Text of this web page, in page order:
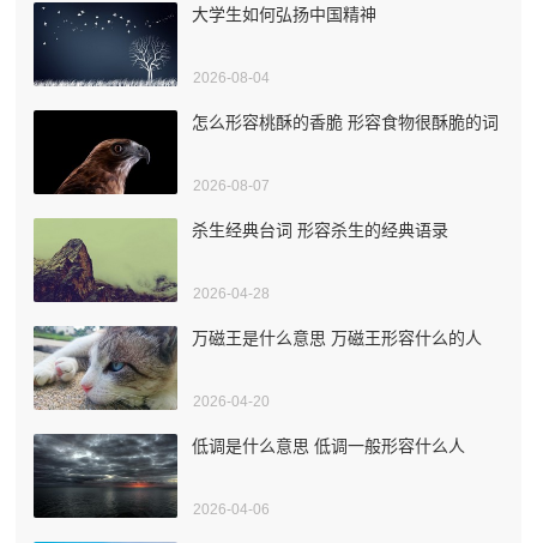
大学生如何弘扬中国精神
2026-08-04
怎么形容桃酥的香脆 形容食物很酥脆的词
2026-08-07
杀生经典台词 形容杀生的经典语录
2026-04-28
万磁王是什么意思 万磁王形容什么的人
2026-04-20
低调是什么意思 低调一般形容什么人
2026-04-06